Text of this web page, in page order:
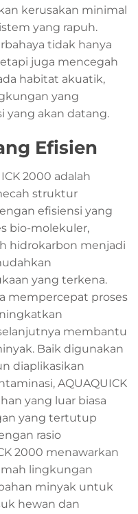
kerusakan minimal
yang rapuh.
tidak hanya
juga mencegah
habitat akuatik,
yang
yang akan datang.
Efisien
2000 adalah
struktur
efisiensi yang
bio-molekuler,
hidrokarbon menjadi
yang terkena.
mempercepat proses
membantu
Baik digunakan
diaplikasikan
AQUAQUICK
yang luar biasa
yang tertutup
rasio
2000 menawarkan
lingkungan
minyak untuk
hewan dan